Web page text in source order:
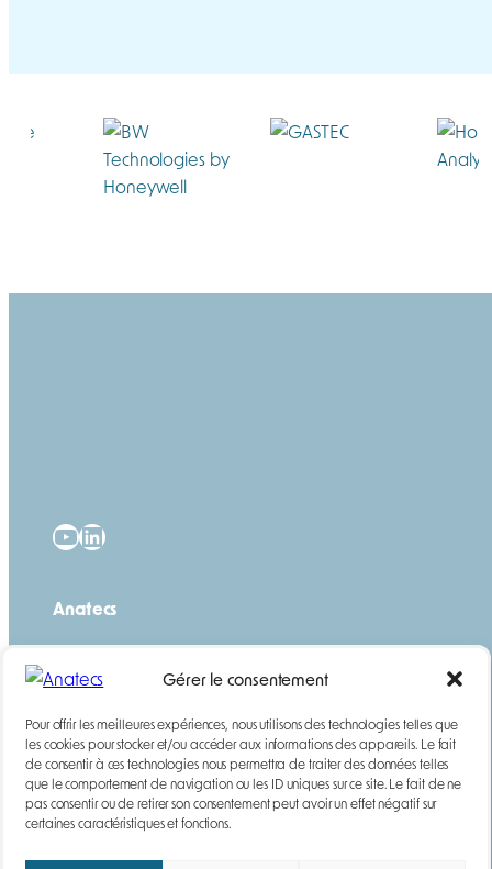
Gérer le consentement
Pour offrir les meilleures expériences, nous utilisons des technologies telles que
les cookies pour stocker et/ou accéder aux informations des appareils. Le fait
de consentir à ces technologies nous permettra de traiter des données telles
que le comportement de navigation ou les ID uniques sur ce site. Le fait de ne
pas consentir ou de retirer son consentement peut avoir un effet négatif sur
certaines caractéristiques et fonctions.
YouTube
LinkedIn
Anatecs
Notre histoire
Carrières
Questions fréquentes
Services